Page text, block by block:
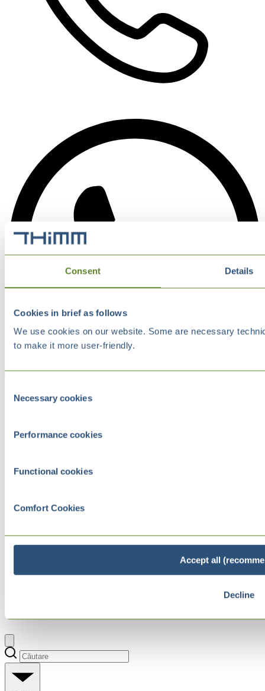
Consent Details
Cookies in brief as follows
We use cookies on our website. Some are necessary
to make it more user-friendly.
Selection
Necessary cookies
Performance cookies
Functional cookies
Comfort Cookies
Accept all
Decline